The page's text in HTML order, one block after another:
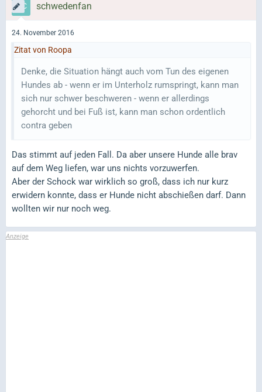
schwedenfan
24. November 2016
Zitat von Roopa
Denke, die Situation hängt auch vom Tun des eigenen
Hundes ab - wenn er im Unterholz rumspringt, kann man
sich nur schwer beschweren - wenn er allerdings
gehorcht und bei Fuß ist, kann man schon ordentlich
contra geben
Das stimmt auf jeden Fall. Da aber unsere Hunde alle brav
auf dem Weg liefen, war uns nichts vorzuwerfen.
Aber der Schock war wirklich so groß, dass ich nur kurz
erwidern konnte, dass er Hunde nicht abschießen darf. Dann
wollten wir nur noch weg.